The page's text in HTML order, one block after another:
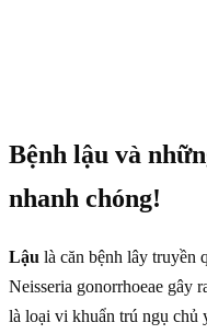
Bệnh lậu và
nhanh chóng!
Lậu là căn bệnh lây truyền
Neisseria gonorrhoeae gây
là loại vi khuẩn trú ngụ chủ